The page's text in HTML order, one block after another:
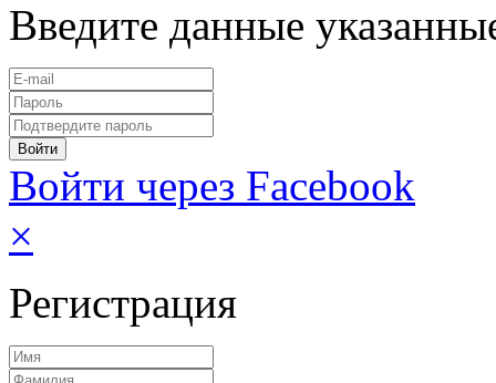
Введите данные
Войти через Facebook
×
Регистрация